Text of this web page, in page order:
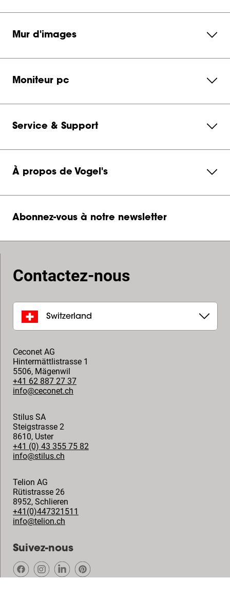
Mur d'images
Moniteur pc
Service & Support
À propos de Vogel's
Abonnez-vous à notre newsletter
Contactez-nous
Switzerland
Ceconet AG
Hintermättlistrasse 1
5506, Mägenwil
+41 62 887 27 37
info@ceconet.ch
Stilus SA
Steigstrasse 2
8610, Uster
+41 (0) 43 355 75 82
info@stilus.ch
Telion AG
Rütistrasse 26
8952, Schlieren
+41(0)447321511
info@telion.ch
Suivez-nous